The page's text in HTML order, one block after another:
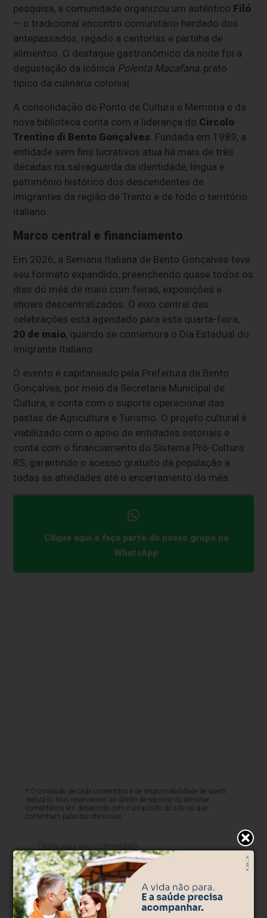
pesquisa, a comunidade organizou um autêntico Filó
— o tradicional encontro comunitário herdado dos
antepassados, regado a cantorias e partilha de
alimentos. O destaque gastronômico da noite foi a
degustação da icônica Polenta Macafana, prato
típico da culinária colonial.
A consolidação do Ponto de Cultura e Memória e da
nova biblioteca conta com a liderança do Circolo
Trentino di Bento Gonçalves . Fundada em 1989, a
entidade sem fins lucrativos atua há mais de três
décadas na salvaguarda da identidade, língua e
patrimônio histórico dos descendentes de
imigrantes da região de Trento e de todo o território
italiano.
Marco central e financiamento
Em 2026, a Semana Italiana de Bento Gonçalves teve
seu formato expandido, preenchendo quase todos os
dias do mês de maio com feiras, exposições e
shows descentralizados. O eixo central das
celebrações está agendado para esta quarta-feira,
20 de maio, quando se comemora o Dia Estadual do
Imigrante Italiano.
O evento é capitaneado pela Prefeitura de Bento
Gonçalves, por meio da Secretaria Municipal de
Cultura, e conta com o suporte operacional das
pastas de Agricultura e Turismo. O projeto cultural é
viabilizado com o apoio de entidades setoriais e
conta com o financiamento do Sistema Pró-Cultura
RS, garantindo o acesso gratuito da população a
todas as atividades até o encerramento do mês.
Clique aqui e faça parte do nosso grupo no
WhatsApp
* O conteúdo de cada comentário é de responsabilidade de quem
realizá-lo. Nos reservamos ao direito de reprovar ou eliminar
comentários em desacordo com o propósito do site ou que
contenham palavras ofensivas.
500caracteres restantes.
Comentar